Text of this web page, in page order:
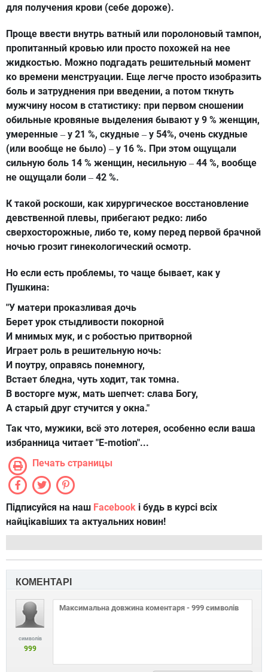
для получения крови (себе дороже).
Проще ввести внутрь ватный или поролоновый тампон,
пропитанный кровью или просто похожей на нее
жидкостью. Можно подгадать решительный момент
ко времени менструации. Еще легче просто изобразить
боль и затруднения при введении, а потом ткнуть
мужчину носом в статистику: при первом сношении
обильные кровяные выделения бывают у 9 % женщин,
умеренные – у 21 %, скудные – у 54%, очень скудные
(или вообще не было) – у 16 %. При этом ощущали
сильную боль 14 % женщин, несильную – 44 %, вообще
не ощущали боли – 42 %.
К такой роскоши, как хирургическое восстановление
девственной плевы, прибегают редко: либо
сверхосторожные, либо те, кому перед первой брачной
ночью грозит гинекологический осмотр.
Но если есть проблемы, то чаще бывает, как у
Пушкина:
"У матери проказливая дочь
Берет урок стыдливости покорной
И мнимых мук, и с робостью притворной
Играет роль в решительную ночь:
И поутру, оправясь понемногу,
Встает бледна, чуть ходит, так томна.
В восторге муж, мать шепчет: слава Богу,
А старый друг стучится у окна."
Так что, мужики, всё это лотерея, особенно если ваша
избранница читает "E-motion"...
Печать страницы
Підписуйся на наш Facebook і будь в курсі всіх
найцікавіших та актуальних новин!
КОМЕНТАРІ
символів
999